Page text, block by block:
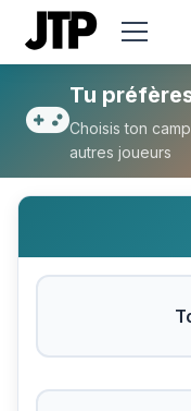
Tu
Tu
Choisis ton
autres joueurs